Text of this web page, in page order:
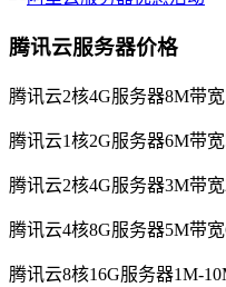
腾讯云服务器价格
腾讯云2核4G服务器8M带
腾讯云1核2G服务器6M带
腾讯云2核4G服务器3M带
腾讯云4核8G服务器5M带
腾讯云8核16G服务器1M-